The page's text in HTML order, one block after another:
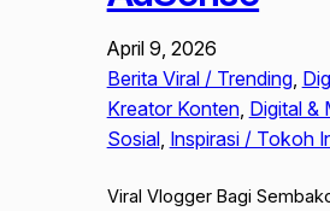
April 9, 2026
Berita Viral / Trending,
Kreator Konten, Digital &
Sosial, Inspirasi / Tokoh
Viral Vlogger Bagi